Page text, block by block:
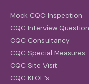
Mock CQC Inspection
CQC Interview
CQC Consultancy
CQC Special Measures
CQC Site Visit
CQC KLOE’s